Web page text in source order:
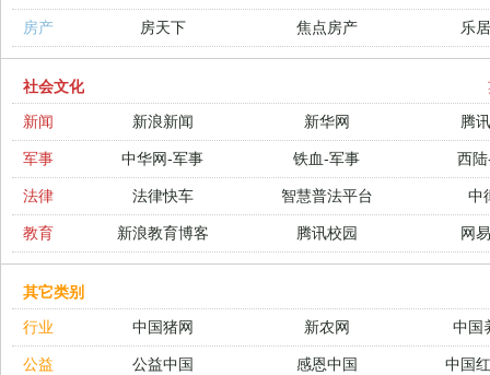
房产
房天下 焦点房产 乐
社会文化
新闻
新浪新闻 新华网
腾
军事
中华网-军事 铁血-军事
西
法律
法律快车 智慧普法平台
中
教育
新浪教育博客 腾讯校园 网
其它类别
行业
中国猪网 新农网
中国
公益
公益中国 感恩中国 中国